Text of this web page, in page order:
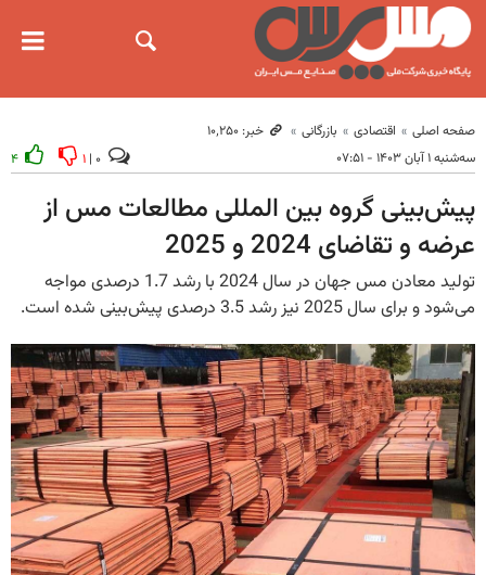
صفحه اصلی اقتصادی بازرگانی
خبر: ۱۰٬۲۵۰
سه‌شنبه ۱ آبان ۱۴۰۳ - ۰۷:۵۱
۱ ۴
پیش‌بینی گروه بین المللی مطالعات مس از
عرضه و تقاضای 2024 و 2025
تولید معادن مس جهان در سال 2024 با رشد 1.7 درصدی مواجه
می‌شود و برای سال 2025 نیز رشد 3.5 درصدی پیش‌بینی شده است.